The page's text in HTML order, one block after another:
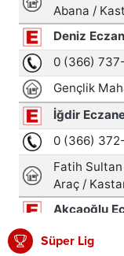
Süper Lig